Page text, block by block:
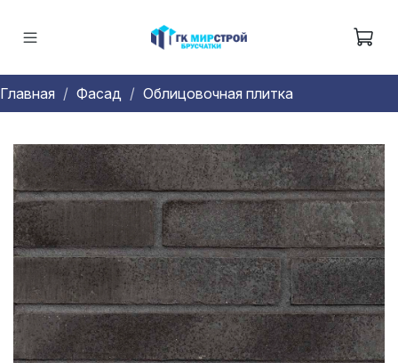
Главная Фасад Облицовочная плитка